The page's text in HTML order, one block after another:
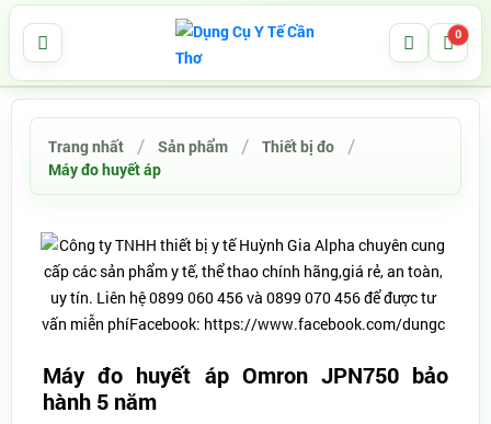
0
Trang nhất Sản phẩm
Thiết bị đo
Máy đo huyết áp
Máy đo huyết áp Omron JPN750 bảo
hành 5 năm